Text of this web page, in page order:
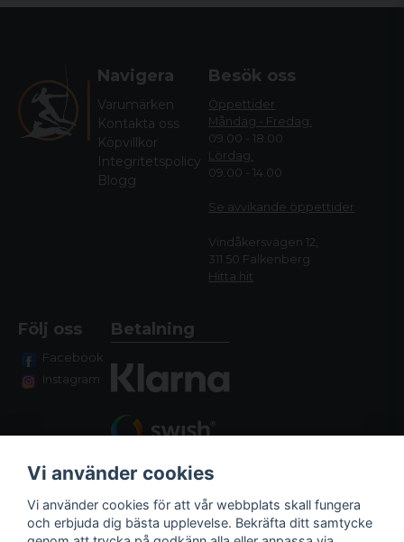
Navigera
Varumärken
Kontakta oss
Köpvillkor
Integritetspolicy
Blogg
Besök oss
Öppettider
Måndag - Fredag:
09.00 - 18.00
Lördag:
09.00 - 14.00
Se avvikande öppettider
Vindåkersvägen 12,
311 50 Falkenberg
Hitta hit
Följ oss
Facebook
Instagram
Betalning
Vi använder cookies
Vi använder cookies för att vår webbplats skall fungera
och erbjuda dig bästa upplevelse. Bekräfta ditt samtycke